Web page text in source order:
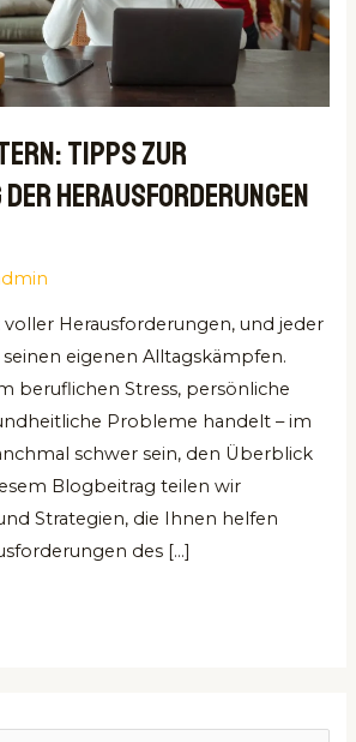
Tipps zur
Herausforderungen
Herausforderungen, und jeder
eigenen Alltagskämpfen.
beruflichen Stress, persönliche
Probleme handelt – im
schwer sein, den Überblick
Blogbeitrag teilen wir
Strategien, die Ihnen helfen
des […]